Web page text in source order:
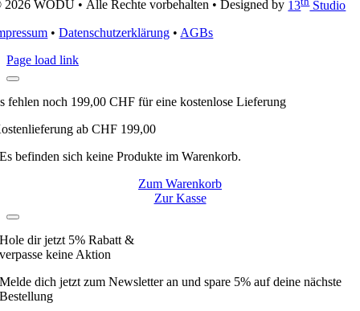
WODU • Alle Rechte vorbehalten • Designed by 13
Studio
•Datenschutzerklärung • AGBs
Page load link
fehlen noch 199,00CHF für eine kostenlose Lieferung
ab CHF 199,00
Es befinden sich keine Produkte im Warenkorb.
Zum Warenkorb
Zur Kasse
Hole dir jetzt 5% Rabatt &
verpasse keine Aktion
Melde dich jetzt zum Newsletter an und spare 5% auf deine nächste
Bestellung